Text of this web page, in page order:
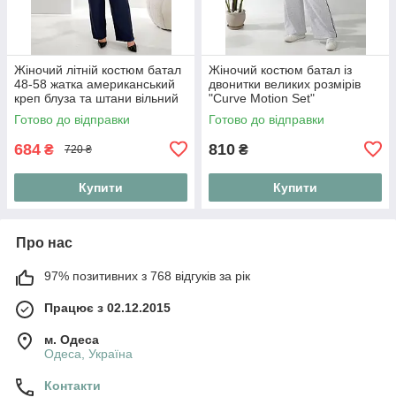
Жіночий літній костюм батал
48-58 жатка американський
креп блуза та штани вільний
повсякденний великих
розмірів
Готово до відправки
684 ₴ 720 ₴
Купити
Жіночий костюм батал із
двонитки великих розмірів
"Curve Motion Set"
Готово до відправки
810 ₴
Купити
Про нас
97% позитивних з 768 відгуків за рік
Працює з 02.12.2015
м. Одеса
Одеса, Україна
Контакти